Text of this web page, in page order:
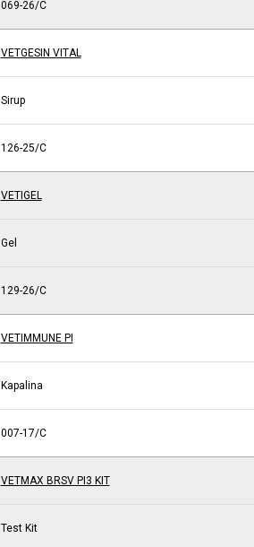
069-26/C
VETGESIN VITAL
Sirup
126-25/C
VETIGEL
Gel
129-26/C
VETIMMUNE PI
Kapalina
007-17/C
VETMAX BRSV PI3 KIT
Test Kit